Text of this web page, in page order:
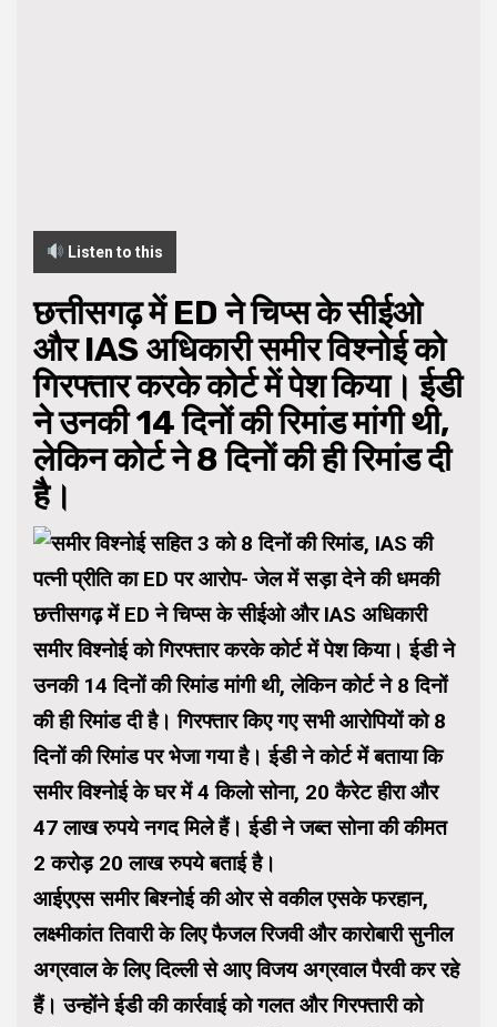
Listen to this
छत्तीसगढ़ में ED ने चिप्स के सीईओ
और IAS अधिकारी समीर विश्नोई को
गिरफ्तार करके कोर्ट में पेश किया। ईडी
ने उनकी 14 दिनों की रिमांड मांगी थी,
लेकिन कोर्ट ने 8 दिनों की ही रिमांड दी
है।
छत्तीसगढ़ में ED ने चिप्स के सीईओ और IAS अधिकारी
समीर विश्नोई को गिरफ्तार करके कोर्ट में पेश किया। ईडी ने
उनकी 14 दिनों की रिमांड मांगी थी, लेकिन कोर्ट ने 8 दिनों
की ही रिमांड दी है। गिरफ्तार किए गए सभी आरोपियों को 8
दिनों की रिमांड पर भेजा गया है। ईडी ने कोर्ट में बताया कि
समीर विश्नोई के घर में 4 किलो सोना, 20 कैरेट हीरा और
47 लाख रुपये नगद मिले हैं। ईडी ने जब्त सोना की कीमत
2 करोड़ 20 लाख रुपये बताई है।
आईएएस समीर बिश्नोई की ओर से वकील एसके फरहान,
लक्ष्मीकांत तिवारी के लिए फैजल रिजवी और कारोबारी सुनील
अग्रवाल के लिए दिल्ली से आए विजय अग्रवाल पैरवी कर रहे
हैं। उन्होंने ईडी की कार्रवाई को गलत और गिरफ्तारी को